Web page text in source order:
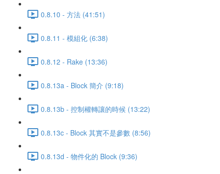
0.8.10 - 方法 (41:51)
0.8.11 - 模組化 (6:38)
0.8.12 - Rake (13:36)
0.8.13a - Block 簡介 (9:18)
0.8.13b - 控制權轉讓的時候 (13:22)
0.8.13c - Block 其實不是參數 (8:56)
0.8.13d - 物件化的 Block (9:36)